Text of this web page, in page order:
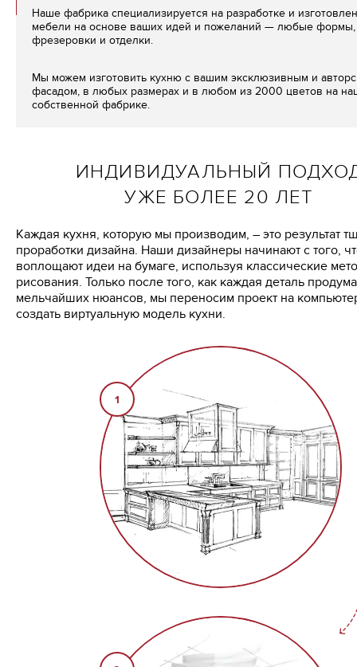
Наше фабрика специализируется на разработке и
мебели на основе ваших идей и пожеланий — любые формы,
фрезеровки и отделки.
Мы можем изготовить кухню с вашим эксклюзивным и
фасадом, в любых размерах и в любом из 2000 цветов на
собственной фабрике.
ИНДИВИДУАЛЬНЫЙ
УЖЕ БОЛЕЕ 20 ЛЕТ
Каждая кухня, которую мы производим, – это результат
проработки дизайна. Наши дизайнеры начинают с того,
воплощают идеи на бумаге, используя классические
рисования. Только после того, как каждая деталь
мельчайших нюансов, мы переносим проект на
создать виртуальную модель кухни.
1